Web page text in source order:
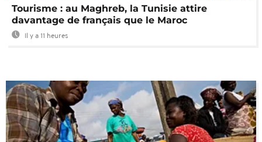
Tourisme : au Maghreb, la Tunisie attire
davantage de français que le Maroc
Il y a 11 heures